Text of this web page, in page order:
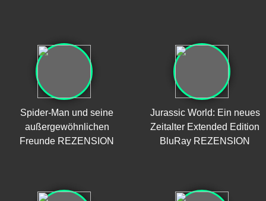
Spider-Man und seine
außergewöhnlichen
Freunde REZENSION
Jurassic World: Ein neues
Zeitalter Extended Edition
BluRay REZENSION